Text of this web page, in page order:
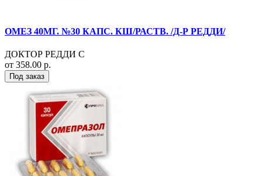
ОМЕЗ 40МГ. №30 КАПС. КШ/РАСТВ. /Д-Р РЕДДИ/
ДОКТОР РЕДДИ С
от 358.00 р.
Под заказ